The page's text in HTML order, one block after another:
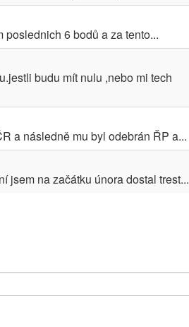
6 bodů a za tento...
budu mít nulu ,nebo mi tech
a následně mu byl odebrán ŘP a...
jsem na začátku února dostal trest...